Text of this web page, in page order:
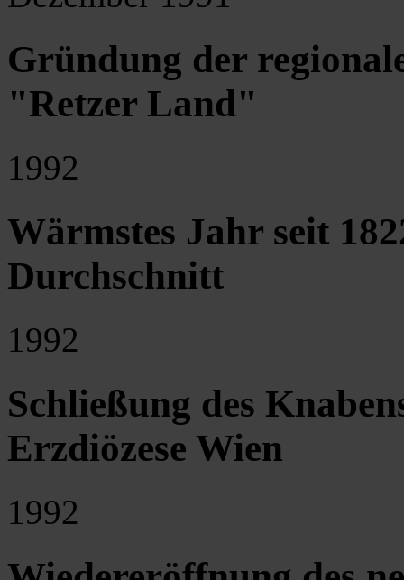
Gründung der
"Retzer Land"
1992
Wärmstes Jahr seit
Durchschnitt
1992
Schließung des
Erzdiözese Wien
1992